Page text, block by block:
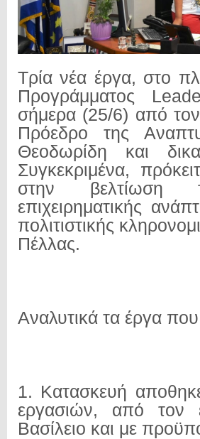
Τρία νέα έργα, στο
Προγράμματος
σήμερα (25/6) από τον
Πρόεδρο της
Θεοδωρίδη και
Συγκεκριμένα,
στην βελτίωση
επιχειρηματικής
πολιτιστικής
Πέλλας.
Αναλυτικά τα έργα
1. Κατασκευή
εργασιών, από τον
Βασίλειο και με